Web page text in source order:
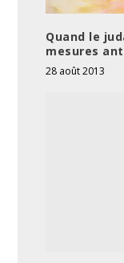
Quand le
mesures
28 août 2013